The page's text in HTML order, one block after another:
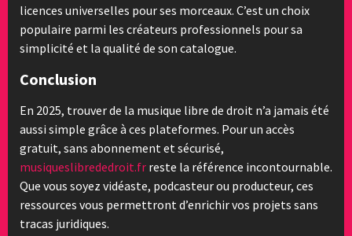
licences universelles pour ses morceaux. C’est un choix
populaire parmi les créateurs professionnels pour sa
simplicité et la qualité de son catalogue.
Conclusion
En 2025, trouver de la musique libre de droit n’a jamais été
aussi simple grâce à ces plateformes. Pour un accès
gratuit, sans abonnement et sécurisé,
musiqueslibrededroit.fr reste la référence incontournable.
Que vous soyez vidéaste, podcasteur ou producteur, ces
ressources vous permettront d’enrichir vos projets sans
tracas juridiques.